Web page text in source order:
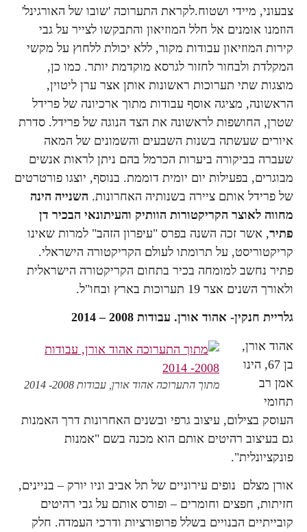
צבעוני, מיידי ושטוח.לקראת התערוכה 'שובו של האורגינל'
הוזמנו אומנים אל חלל המוזיאון והתבקשו לצייר על גבי
קירות המוזיאון עבודות מקור, ללא יכולת ללחוץ על מקשי
המקלדת ולבחור לחזור לגרסא מוקדמת יותר. כמו כן,
מוצגות שתי תערוכות ראשונות אותן אצר ערן ליטוין,
הראשונה, מציגה אוסף עבודות מתוך ארכיונה של פרידל
שטרן, החושפות לראשונה את הצד הנוגה של פרידל. סדרת
איורים שעשתה בשנות השבעים והשמונים של המאה
שעברה בביקורה ביערות הכרמל בהם ניתן לראות אנשים
מבוגרים, בפעילות יום יומית דוממת. בנוסף, יוצגו פורטרטים
של פרידל אותם ציירה בשנותיה האחרונות. השנייה הינה
מחווה לאוצר הקריקטורות הוותיק והעיתונאי הבכיר דן
פתיר, אשר זכה השנה בפרס "עיפרון הזהב" למרות שאינו
קריקטוריסט, על תרומתו לעולם הקריקטורה הישראלי.
פתיר נחשב למומחה בכיר בתחום הקריקטורה הישראלית
ולאורך השנים אצר 19 תערוכות בארץ ובחו"ל.
גלריית חנקין- אהוד אורן. עבודות 2008 – 2014
מתוך התערוכה אהוד אורן, עבודות 2008- 2014
אהוד אורן,
בן 67, הינו
אמן רב
תחומי
העוסק בצילום, עיצוב גרפי ובשנים האחרונות דרך האמנות
גם בעיצוב רהיטים אותם הוא מכנה בשם "אמנות
פונקציונלית".
אורן מצלם נופים עירוניים של תל אביב וניו יורק – בניינים,
חזיתות, חפצים וחומרים – ופורס אותם על גבי רהיטים
קובייתיים הבנויים בשלל פרופורציות ודרכי העמדה. חלק